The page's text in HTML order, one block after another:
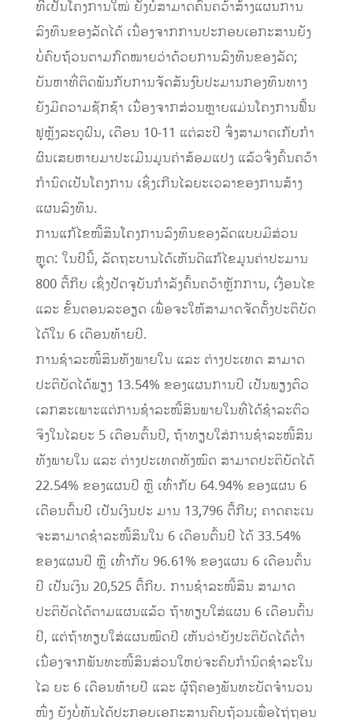
ທີ່ເປັນໂຄງການໃໝ່ ຍັງບໍ່ສາມາດຄົ້ນຄວ້າສ້າງແຜນການ
ລົງທຶນຂອງລັດໄດ້ ເນື່ອງຈາກການປະກອບເອກະສານຍັງ
ບໍ່ຄົບຖ້ວນຕາມກົດໝາຍວ່າດ້ວຍການລົງທຶນຂອງລັດ;
ບັນຫາທີ່ຕິດພັນກັບການຈັດສັນງົບປະມານກອງທຶນທາງ
ຍັງມີຄວາມຊັກຊ້າ ເນື່ອງຈາກສ່ວນຫຼາຍແມ່ນໂຄງການຟື້ນ
ຟູຫຼັງລະດູຝົນ, ເດືອນ 10-11 ແຕ່ລະປີ ຈຶ່ງສາມາດເກັບກຳ
ຜົນເສຍຫາຍມາປະເມີນມູນຄ່າສ້ອມແປງ ແລ້ວຈຶ່ງຄົ້ນຄວ້າ
ກໍານົດເປັນໂຄງການ ເຊິ່ງເກີນໄລຍະເວລາຂອງການສ້າງ
ແຜນລົງທຶນ.
ການແກ້ໄຂໜີ້ສິນໂຄງການລົງທຶນຂອງລັດແບບມີສ່ວນ
ຫຼຸດ: ໃນປີນີ້, ລັດຖະບານໄດ້ເຫັນດີແກ້ໄຂມູນຄ່າປະມານ
800 ຕື້ກີບ ເຊິ່ງປັດຈຸບັນກຳລັງຄົ້ນຄວ້າຫຼັກການ, ເງື່ອນໄຂ
ແລະ ຂັ້ນຕອນລະອຽດ ເພື່ອຈະໃຫ້ສາມາດຈັດຕັ້ງປະຕິບັດ
ໄດ້ໃນ 6 ເດືອນທ້າຍປີ.
ການຊຳລະໜີ້ສິນທັງພາຍໃນ ແລະ ຕ່າງປະເທດ ສາມາດ
ປະຕິບັດໄດ້ພຽງ 13.54% ຂອງແຜນການປີ ເປັນພຽງຕົວ
ເລກສະເພາະແຕ່ການຊໍາລະໜີ້ສິນພາຍໃນທີ່ໄດ້ຊຳລະຕົວ
ຈິງໃນໄລຍະ 5 ເດືອນຕົ້ນປີ, ຖ້າທຽບໃສ່ການຊຳລະໜີ້ສິນ
ທັງພາຍໃນ ແລະ ຕ່າງປະເທດທັງໝົດ ສາມາດປະຕິບັດໄດ້
22.54% ຂອງແຜນປີ ຫຼື ເທົ່າກັບ 64.94% ຂອງແຜນ 6
ເດືອນຕົ້ນປີ ເປັນເງິນປະ ມານ 13,796 ຕື້ກີບ; ຄາດຄະເນ
ຈະສາມາດຊໍາລະໜີ້ສິນໃນ 6 ເດືອນຕົ້ນປີ ໄດ້ 33.54%
ຂອງແຜນປີ ຫຼື ເທົ່າກັບ 96.61% ຂອງແຜນ 6 ເດືອນຕົ້ນ
ປີ ເປັນເງິນ 20,525 ຕື້ກີບ. ການຊໍາລະໜີ້ສິນ ສາມາດ
ປະຕິບັດໄດ້ຕາມແຜນແລ້ວ ຖ້າທຽບໃສ່ແຜນ 6 ເດືອນຕົ້ນ
ປີ, ແຕ່ຖ້າທຽບໃສ່ແຜນໝົດປີ ເຫັນວ່າຍັງປະຕິບັດໄດ້ຕໍ່າ
ເນື່ອງຈາກພັນທະໜີ້ສິນສ່ວນໃຫຍ່ຈະຄົບກຳນົດຊຳລະໃນ
ໄລ ຍະ 6 ເດືອນທ້າຍປີ ແລະ ຜູ້ຖືຄອງພັນທະບັດຈຳນວນ
ໜຶ່ງ ຍັງບໍ່ທັນໄດ້ປະກອບເອກະສານຄົບຖ້ວນເພື່ອໄຖ່ຖອນ